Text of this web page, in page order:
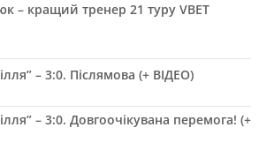
– кращий тренер 21 туру VBET
– 3:0. Післямова (+ ВІДЕО)
– 3:0. Довгоочікувана перемога! (+